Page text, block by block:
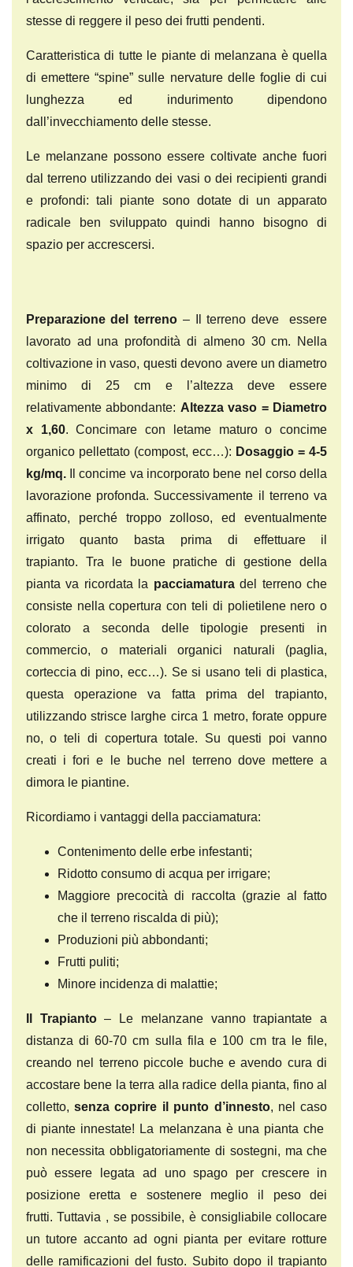
stesse di reggere il peso dei frutti pendenti.
Caratteristica di tutte le piante di melanzana è quella
di emettere “spine” sulle nervature delle foglie di cui
lunghezza ed indurimento dipendono
dall’invecchiamento delle stesse.
Le melanzane possono essere coltivate anche fuori
dal terreno utilizzando dei vasi o dei recipienti grandi
e profondi: tali piante sono dotate di un apparato
radicale ben sviluppato quindi hanno bisogno di
spazio per accrescersi.
Preparazione del terreno – Il terreno deve essere
lavorato ad una profondità di almeno 30 cm. Nella
coltivazione in vaso, questi devono avere un diametro
minimo di 25 cm e l’altezza deve essere
relativamente abbondante: Altezza vaso = Diametro
x 1,60. Concimare con letame maturo o concime
organico pellettato (compost, ecc…): Dosaggio = 4-5
kg/mq.Il concime va incorporato bene nel corso della
lavorazione profonda. Successivamente il terreno va
affinato, perché troppo zolloso, ed eventualmente
irrigato quanto basta prima di effettuare il
trapianto. Tra le buone pratiche di gestione della
pianta va ricordata la pacciamaturadel terreno che
consiste nella copertura con teli di polietilene nero o
colorato a seconda delle tipologie presenti in
commercio, o materiali organici naturali (paglia,
corteccia di pino, ecc…). Se si usano teli di plastica,
questa operazione va fatta prima del trapianto,
utilizzando strisce larghe circa 1 metro, forate oppure
no, o teli di copertura totale. Su questi poi vanno
creati i fori e le buche nel terreno dove mettere a
dimora le piantine.
Ricordiamo i vantaggi della pacciamatura:
Contenimento delle erbe infestanti;
Ridotto consumo di acqua per irrigare;
Maggiore precocità di raccolta (grazie al fatto
che il terreno riscalda di più);
Produzioni più abbondanti;
Frutti puliti;
Minore incidenza di malattie;
Il Trapianto– Le melanzane vanno trapiantate a
distanza di 60-70 cm sulla fila e 100 cm tra le file,
creando nel terreno piccole buche e avendo cura di
accostare bene la terra alla radice della pianta, fino al
colletto,senza coprire il punto d’innesto, nel caso
di piante innestate! La melanzana è una pianta che
non necessita obbligatoriamente di sostegni, ma che
può essere legata ad uno spago per crescere in
posizione eretta e sostenere meglio il peso dei
frutti. Tuttavia , se possibile, è consigliabile collocare
un tutore accanto ad ogni pianta per evitare rotture
delle ramificazioni del fusto. Subito dopo il trapianto